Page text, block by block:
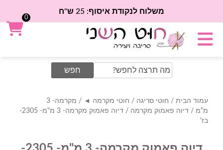
משלוח לנקודת איסוף: 25 ש"ח
Search
for:
עמוד הבית / חוטי סריגה / חוטי מקרמה ◄ /
מקרמה- 3
מ"מ / דיוה פאמוק מקרמה
/ דיוה פאמוק מקרמה- 3 מ"מ- 2305-
בז'
0